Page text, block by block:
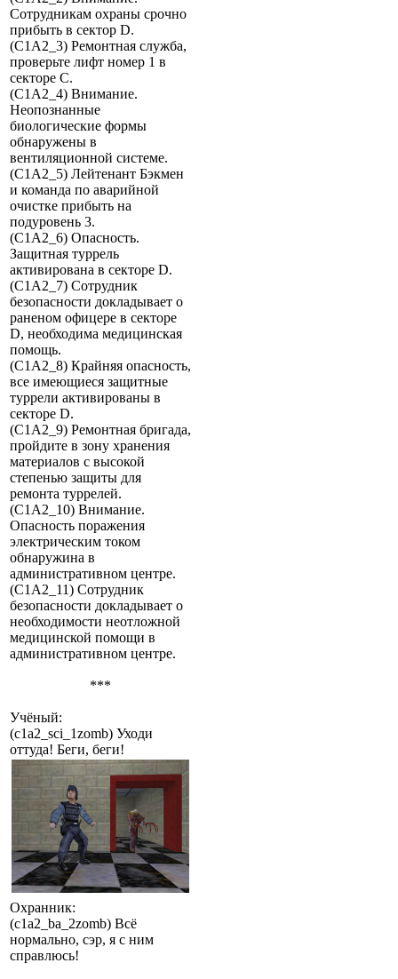
Сотрудникам охраны срочно
прибыть в сектор D.
(C1A2_3) Ремонтная служба,
проверьте лифт номер 1 в
секторе C.
(C1A2_4) Внимание.
Неопознанные
биологические формы
обнаружены в
вентиляционной системе.
(C1A2_5) Лейтенант Бэкмен
и команда по аварийной
очистке прибыть на
подуровень 3.
(C1A2_6) Опасность.
Защитная туррель
активирована в секторе D.
(C1A2_7) Сотрудник
безопасности докладывает о
раненом офицере в секторе
D, необходима медицинская
помощь.
(C1A2_8) Крайняя опасность,
все имеющиеся защитные
туррели активированы в
секторе D.
(C1A2_9) Ремонтная бригада,
пройдите в зону хранения
материалов с высокой
степенью защиты для
ремонта туррелей.
(C1A2_10) Внимание.
Опасность поражения
электрическим током
обнаружина в
административном центре.
(C1A2_11) Сотрудник
безопасности докладывает о
необходимости неотложной
медицинской помощи в
административном центре.
***
Учёный:
(c1a2_sci_1zomb) Уходи
оттуда! Беги, беги!
Охранник:
(c1a2_ba_2zomb) Всё
нормально, сэр, я с ним
справлюсь!